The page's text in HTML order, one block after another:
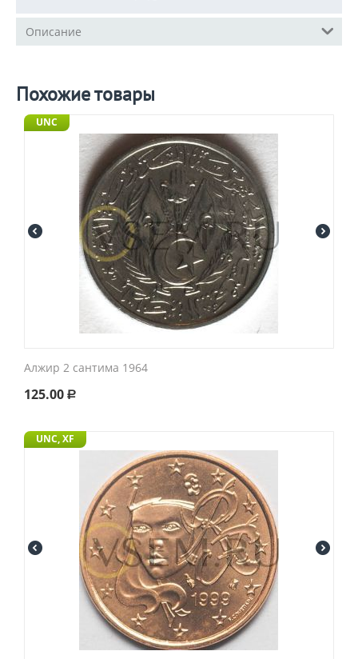
Описание
Похожие товары
UNC
Алжир 2 сантима 1964
125.00 Р
UNC, XF